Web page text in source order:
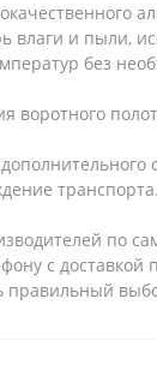
влаги и пыли,
без
воротного
транспорта.
по
с